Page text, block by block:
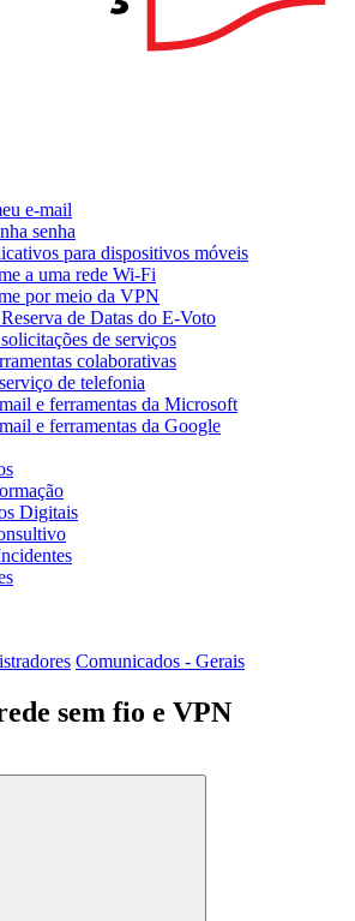
e-mail
senha
para dispositivos móveis
a uma rede Wi-Fi
por meio da VPN
de Datas do E-Voto
de serviços
colaborativas
de telefonia
e ferramentas da Microsoft
e ferramentas da Google
Digitais
Comunicados - Gerais
sem fio e VPN